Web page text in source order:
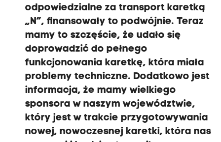
odpowiedzialne za transport karetką
„N”, finansowały to podwójnie. Teraz
mamy to szczęście, że udało się
doprowadzić do pełnego
funkcjonowania karetkę, która miała
problemy techniczne. Dodatkowo jest
informacja, że mamy wielkiego
sponsora w naszym województwie,
który jest w trakcie przygotowywania
nowej, nowoczesnej karetki, która nas